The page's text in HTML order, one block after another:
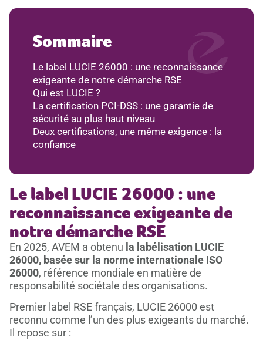
Sommaire
Le label LUCIE 26000 : une reconnaissance
exigeante de notre démarche RSE
Qui est LUCIE ?
La certification PCI-DSS : une garantie de
sécurité au plus haut niveau
Deux certifications, une même exigence : la
confiance
Le label LUCIE 26000 : une
reconnaissance exigeante de
notre démarche RSE
En 2025, AVEM a obtenu la labélisation LUCIE
26000, basée sur la norme internationale ISO
26000, référence mondiale en matière de
responsabilité sociétale des organisations.
Premier label RSE français, LUCIE 26000 est
reconnu comme l’un des plus exigeants du marché.
Il repose sur :